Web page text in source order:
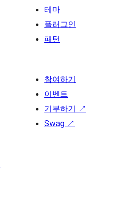
테마
플러그인
패턴
참여하기
이벤트
기부하기 ↗
Swag ↗